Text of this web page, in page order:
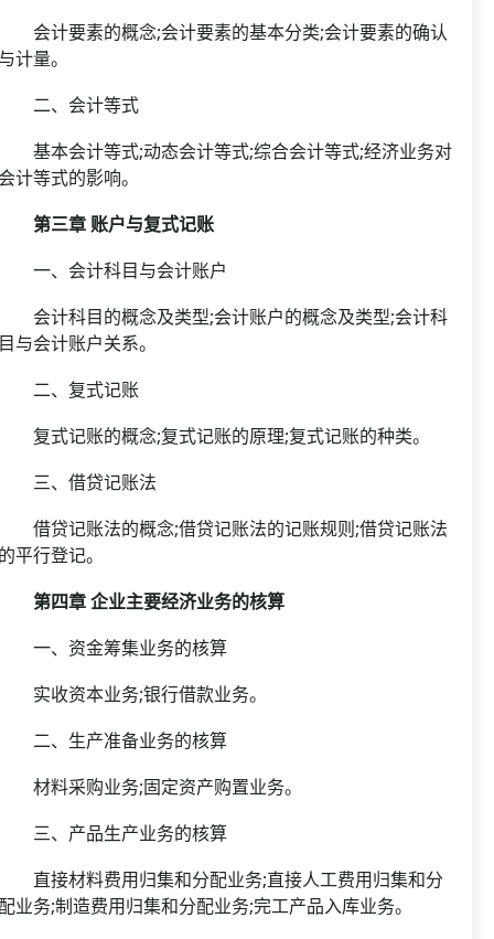
计要素的概念;会计要素的基本分类;会计要素的确认
计量。
、会计等式
本会计等式;动态会计等式;综合会计等式;经济业务对
计等式的影响。
第三章 账户与复式记账
、会计科目与会计账户
计科目的概念及类型;会计账户的概念及类型;会计科
与会计账户关系。
、复式记账
式记账的概念;复式记账的原理;复式记账的种类。
、借贷记账法
贷记账法的概念;借贷记账法的记账规则;借贷记账法
平行登记。
第四章 企业主要经济业务的核算
、资金筹集业务的核算
收资本业务;银行借款业务。
、生产准备业务的核算
料采购业务;固定资产购置业务。
、产品生产业务的核算
接材料费用归集和分配业务;直接人工费用归集和分
业务;制造费用归集和分配业务;完工产品入库业务。